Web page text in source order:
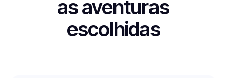
as aventuras
escolhidas